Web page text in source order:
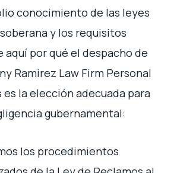
conocimiento de las leyes
y los requisitos
aquí por qué el despacho de
Ramirez Law Firm Personal
es la elección adecuada para
gubernamental:
los procedimientos